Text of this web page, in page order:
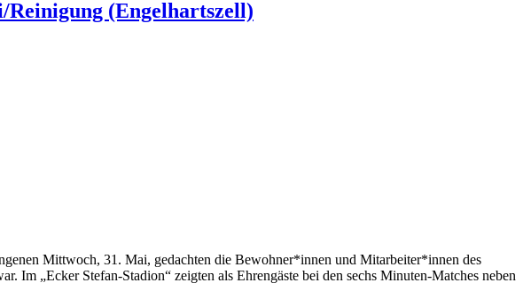
(Engelhartszell)
Mittwoch, 31. Mai, gedachten die Bewohner*innen und Mitarbeiter*innen des
„Ecker Stefan-Stadion“ zeigten als Ehrengäste bei den sechs Minuten-Matches neben